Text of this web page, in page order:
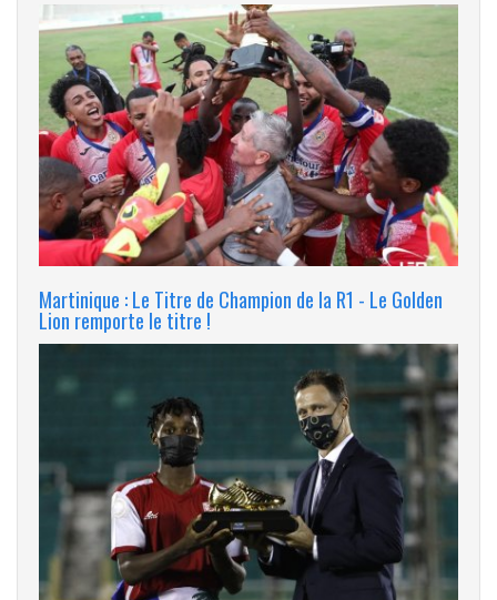
Martinique : Le Titre de Champion de la R1 - Le Golden
Lion remporte le titre !